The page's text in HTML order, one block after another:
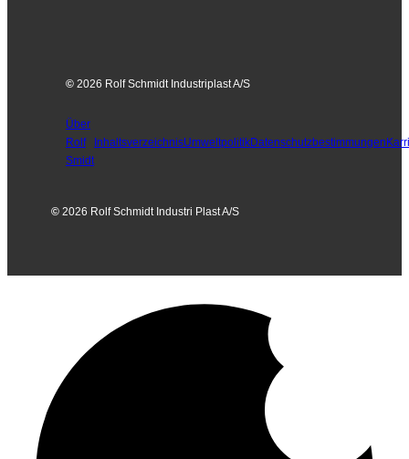
© 2026 Rolf Schmidt Industriplast A/S
Über
Rolf
Smidt
InhaltsverzeichnisUmweltpolitikDatenschutzbestimmungen
© 2026 Rolf Schmidt Industri Plast A/S